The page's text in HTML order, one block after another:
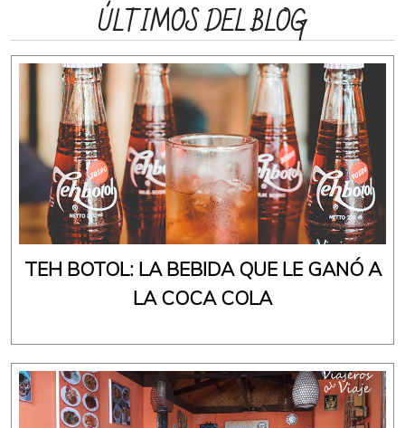
ÚLTIMOS DEL BLOG
TEH BOTOL: LA BEBIDA QUE LE GANÓ A
LA COCA COLA